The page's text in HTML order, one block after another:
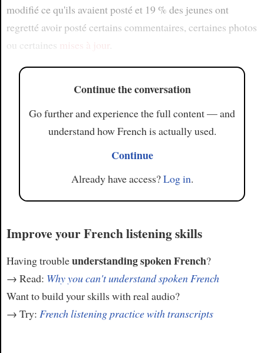
modifié ce qu'ils avaient posté et 19 % des jeunes ont
regretté avoir posté certains commentaires, certaines photos
ou certaines mises à jour
Continue the conversation
Go further and experience the full content — and
understand how French is actually used.
Continue
Already have access?Log in.
Improve your French listening skills
Having troubleunderstanding spoken French?
→ Read: Why you can't understand spoken French
Want to build your skills with real audio?
→ Try: French listening practice with transcripts